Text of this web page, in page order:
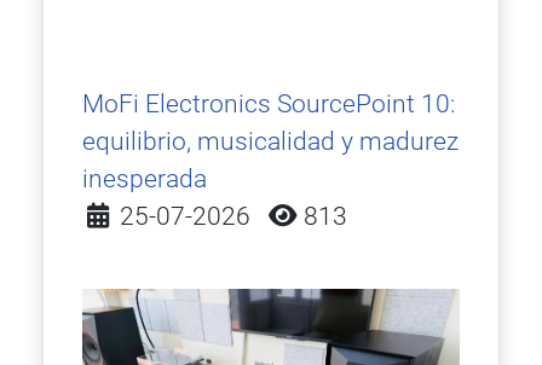
MoFi Electronics SourcePoint 10:
equilibrio, musicalidad y madurez
inesperada
Detalles
25-07-2026 813